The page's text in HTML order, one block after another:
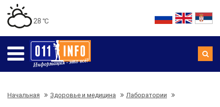
28 ℃
Начальная Здоровье и медицина Лаборатории